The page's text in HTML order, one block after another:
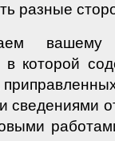
разные
вашему
в которой